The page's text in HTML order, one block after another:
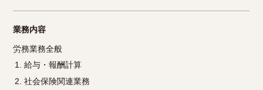
業務内容
労務業務全般
給与・報酬計算
社会保険関連業務